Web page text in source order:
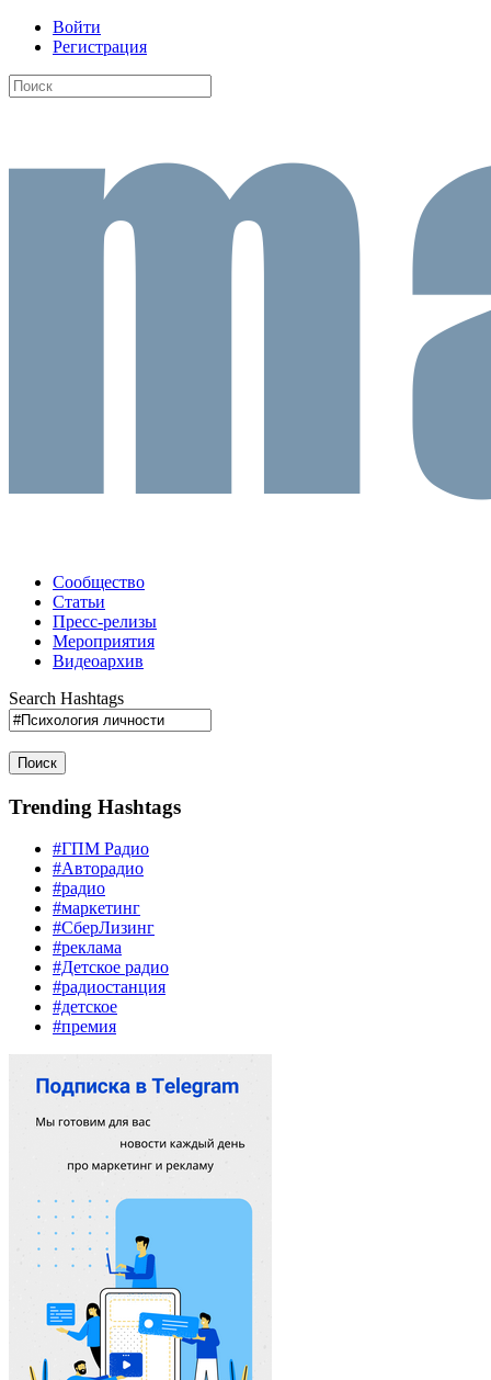
Войти
Регистрация
Сообщество
Статьи
Пресс-релизы
Мероприятия
Видеоархив
Search Hashtags
Поиск
Trending Hashtags
#ГПМ Радио
#Авторадио
#радио
#маркетинг
#СберЛизинг
#реклама
#Детское радио
#радиостанция
#детское
#премия